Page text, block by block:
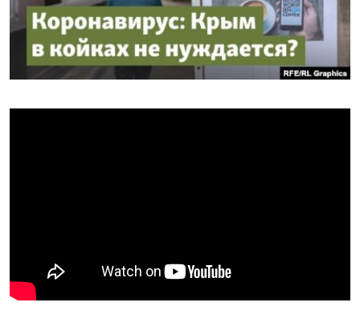
ПОБЕДИТЕЛЕЙ НЕ СУДЯТ?
КРЫМ.НЕПОКОРЕННЫЙ
ПРИСОЕДИНЯЙТЕСЬ!